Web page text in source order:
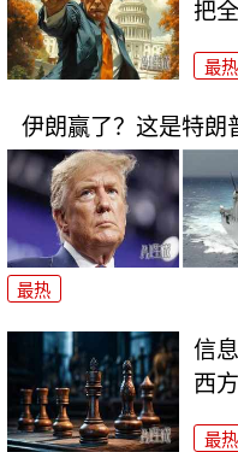
把
最热
伊朗赢了？这是特朗
最热
信
西
最热